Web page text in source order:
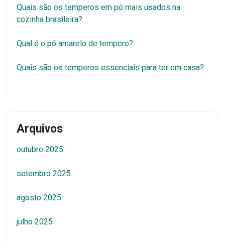
Quais são os temperos em pó mais usados na
cozinha brasileira?
Qual é o pó amarelo de tempero?
Quais são os temperos essenciais para ter em casa?
Arquivos
outubro 2025
setembro 2025
agosto 2025
julho 2025